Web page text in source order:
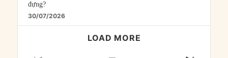
đựng?
30/07/2026
LOAD MORE